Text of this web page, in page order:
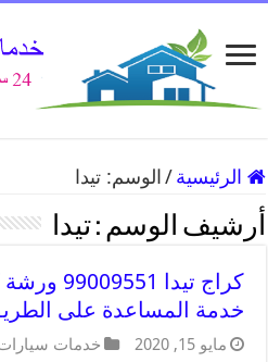
الرئيسية / الوسم:تيدا
أرشيف الوسم :تيدا
كراج تيدا
خدمة المساعدة على
مايو 15, 2020 خدمات